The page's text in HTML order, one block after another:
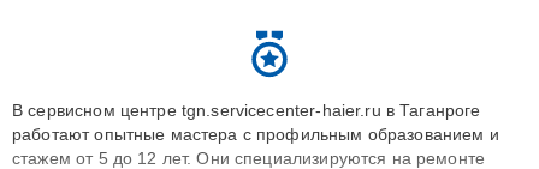
В сервисном центре tgn.servicecenter-haier.ru в Таганроге
работают опытные мастера с профильным образованием и
стажем от 5 до 12 лет. Они специализируются на ремонте